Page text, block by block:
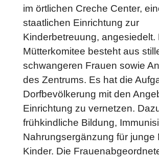
im örtlichen Creche Center,
staatlichen Einrichtung zur
Kinderbetreuung, angesiedelt.
Mütterkomitee besteht aus
schwangeren Frauen sowie
des Zentrums. Es hat die
Dorfbevölkerung mit den
Einrichtung zu vernetzen.
frühkindliche Bildung,
Nahrungsergänzung für junge
Kinder. Die